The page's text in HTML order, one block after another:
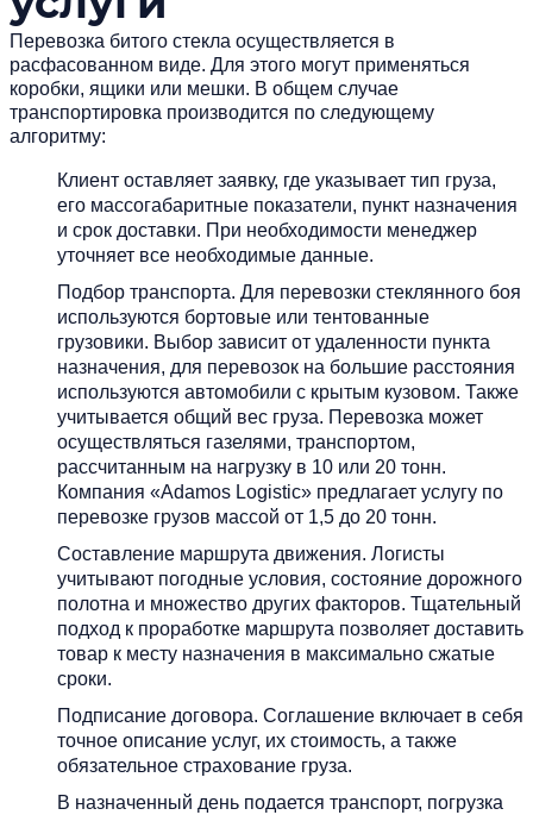
Перевозка битого стекла осуществляется в
расфасованном виде. Для этого могут применяться
коробки, ящики или мешки. В общем случае
транспортировка производится по следующему
алгоритму:
Клиент оставляет заявку, где указывает тип груза,
его массогабаритные показатели, пункт назначения
и срок доставки. При необходимости менеджер
уточняет все необходимые данные.
Подбор транспорта. Для перевозки стеклянного боя
используются бортовые или тентованные
грузовики. Выбор зависит от удаленности пункта
назначения, для перевозок на большие расстояния
используются автомобили с крытым кузовом. Также
учитывается общий вес груза. Перевозка может
осуществляться газелями, транспортом,
рассчитанным на нагрузку в 10 или 20 тонн.
Компания «Adamos Logistic» предлагает услугу по
перевозке грузов массой от 1,5 до 20 тонн.
Составление маршрута движения. Логисты
учитывают погодные условия, состояние дорожного
полотна и множество других факторов. Тщательный
подход к проработке маршрута позволяет доставить
товар к месту назначения в максимально сжатые
сроки.
Подписание договора. Соглашение включает в себя
точное описание услуг, их стоимость, а также
обязательное страхование груза.
В назначенный день подается транспорт, погрузка